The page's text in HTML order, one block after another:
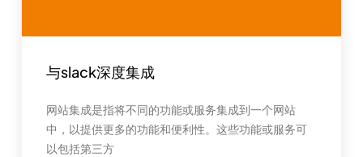
与slack深度集成
网站集成是指将不同的功能或服务集成到一个网站
中，以提供更多的功能和便利性。这些功能或服务可
以包括第三方